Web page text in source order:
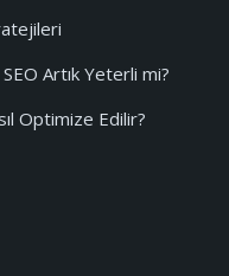
SEO Artık Yeterli mi?
Optimize Edilir?